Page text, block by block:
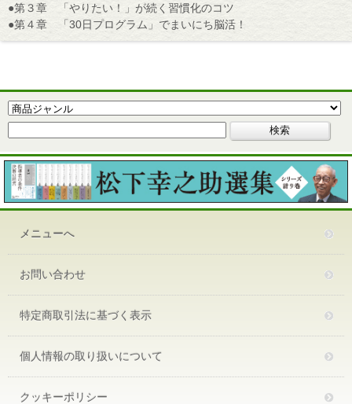
●第３章 「やりたい！」が続く習慣化のコツ
●第４章 「30日プログラム」でまいにち脳活！
メニューへ
お問い合わせ
特定商取引法に基づく表示
個人情報の取り扱いについて
クッキーポリシー